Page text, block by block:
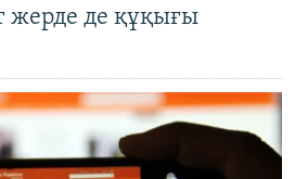
жерде де құқығы